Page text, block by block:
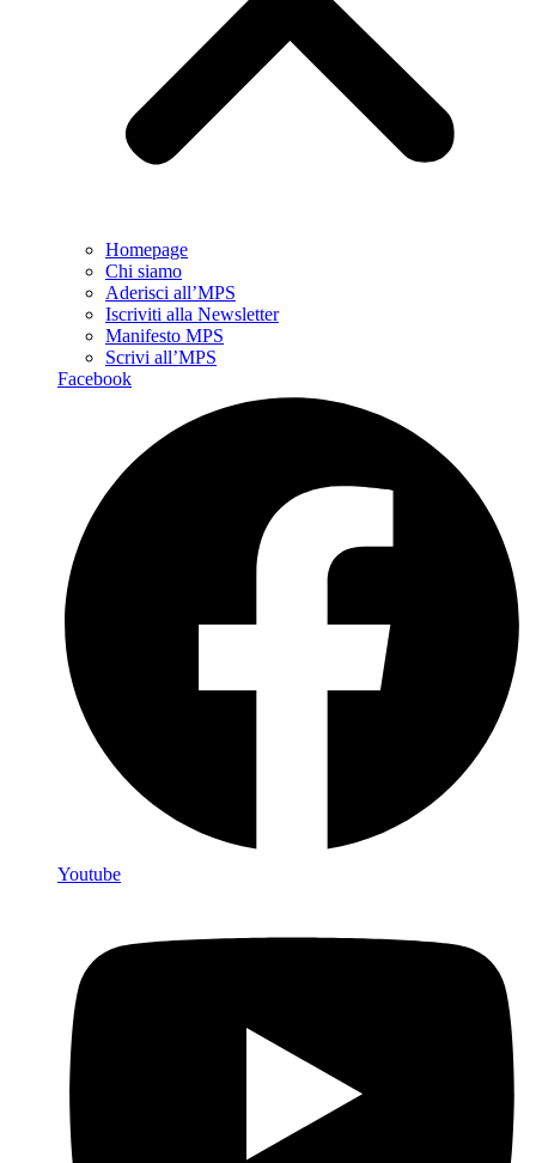
Homepage
Chi siamo
Aderisci all’MPS
Iscriviti alla Newsletter
Manifesto MPS
Scrivi all’MPS
Facebook
Youtube